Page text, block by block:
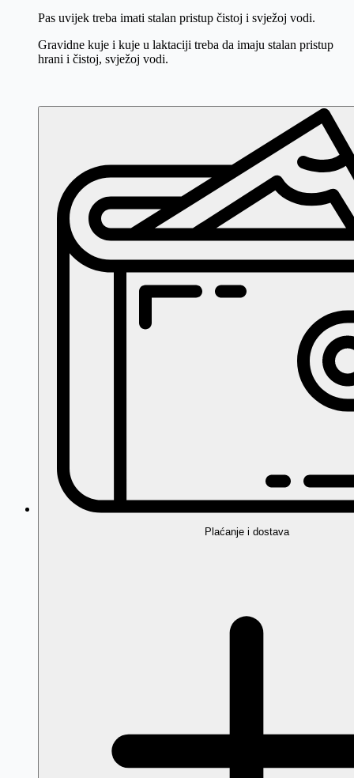
Pas uvijek treba imati stalan pristup čistoj i svježoj vodi.
Gravidne kuje i kuje u laktaciji treba da imaju stalan pristup
hrani i čistoj, svježoj vodi.
Plaćanje i dostava